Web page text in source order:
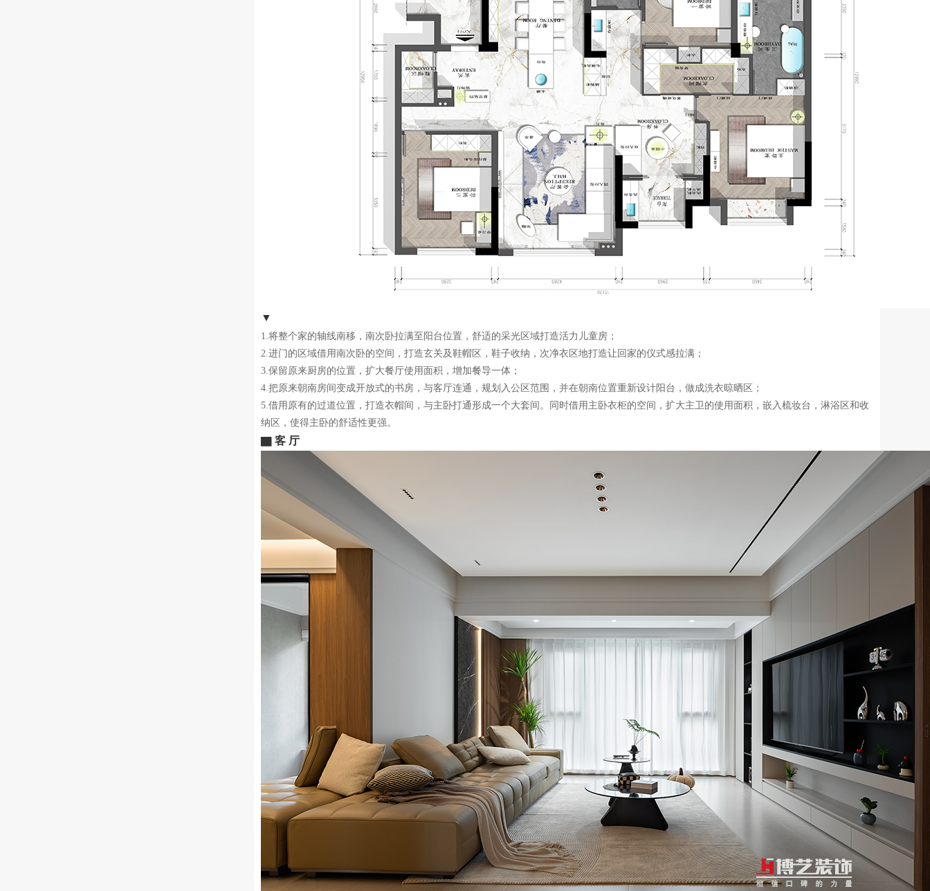
▼
1.将整个家的轴线南移，南次卧拉满至阳台位置，舒适的采光区域打造活力儿童房；
2.进门的区域借用南次卧的空间，打造玄关及鞋帽区，鞋子收纳，次净衣区地打造让回家的仪式感拉满；
3.保留原来厨房的位置，扩大餐厅使用面积，增加餐导一体；
4.把原来朝南房间变成开放式的书房，与客厅连通，规划入公区范围，并在朝南位置重新设计阳台，做成洗衣晾晒区；
5.借用原有的过道位置，打造衣帽间，与主卧打通形成一个大套间。同时借用主卧衣柜的空间，扩大主卫的使用面积，嵌入梳妆台，淋浴区和收
纳区，使得主卧的舒适性更强。
▇ 客 厅